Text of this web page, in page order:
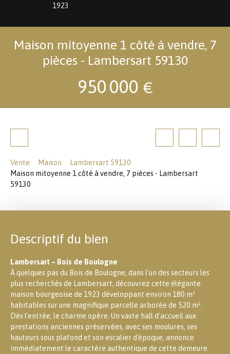
1923
Maison mitoyenne 1 côté à vendre, 7
pièces - Lambersart 59130
950 000 €
Vente Maison
Lambersart 59130
Maison mitoyenne 1 côté à vendre, 7 pièces - Lambersart
59130
Descriptif du bien
Lambersart – Bois de Boulogne
À quelques pas du Bois de Boulogne, dans l'un des secteurs les
plus recherchés de Lambersart, découvrez cette élégante
maison bourgeoise de 1923 développant environ 180 m²
habitables sur une magnifique parcelle arborée de 520 m².
Dès l'entrée, le charme opère. Un vaste hall d'accueil aux
prestations anciennes préservées, avec ses moulures, ses
hauteurs sous plafond et son escalier d'époque, annonce
immédiatement le caractère authentique de cette demeure.